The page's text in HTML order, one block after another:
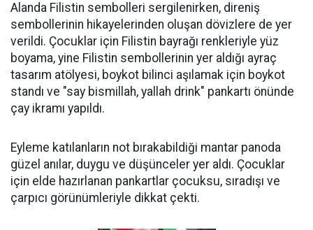
Alanda Filistin sembolleri sergilenirken, direniş
sembollerinin hikayelerinden oluşan dövizlere de yer
verildi. Çocuklar için Filistin bayrağı renkleriyle yüz
boyama, yine Filistin sembollerinin yer aldığı ayraç
tasarım atölyesi, boykot bilinci aşılamak için boykot
standı ve "say bismillah, yallah drink" pankartı önünde
çay ikramı yapıldı.
Eyleme katılanların not bırakabildiği mantar panoda
güzel anılar, duygu ve düşünceler yer aldı. Çocuklar
için elde hazırlanan pankartlar çocuksu, sıradışı ve
çarpıcı görünümleriyle dikkat çekti.